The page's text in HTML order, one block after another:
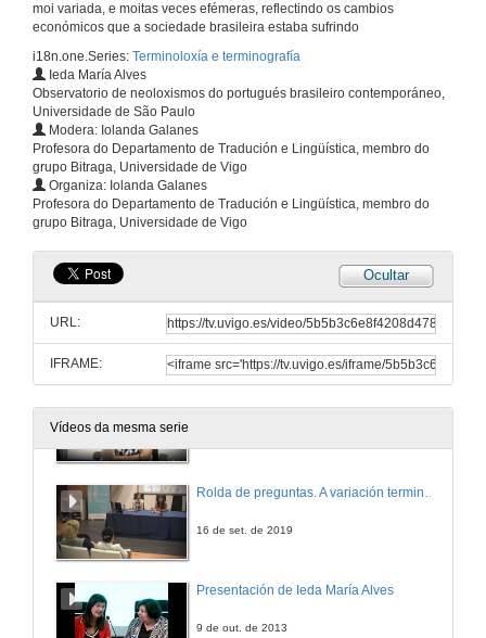
moi variada, e moitas veces efémeras, reflectindo os cambios
económicos que a sociedade brasileira estaba sufrindo
i18n.one.Series: Terminoloxía e terminografía
Ieda María Alves
Observatorio de neoloxismos do portugués brasileiro contemporáneo,
Universidade de São Paulo
Modera: Iolanda Galanes
Profesora do Departamento de Tradución e Lingüística, membro do
grupo Bitraga, Universidade de Vigo
Organiza: Iolanda Galanes
Profesora do Departamento de Tradución e Lingüística, membro do
grupo Bitraga, Universidade de Vigo
Ocultar
URL:
IFRAME:
Vídeos da mesma serie
16 de set. de 2019
Rolda de preguntas. A variación terminolóxica na formación de tradutores e intérpretes
16 de set. de 2019
Presentación de Ieda María Alves
9 de out. de 2013